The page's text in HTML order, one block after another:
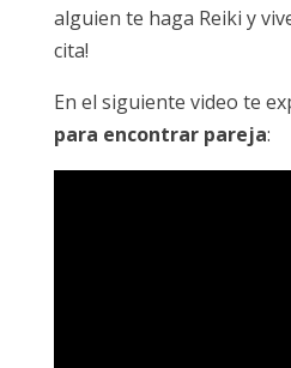
alguien te haga Reiki y
cita!
En el siguiente video te
para encontrar pareja: